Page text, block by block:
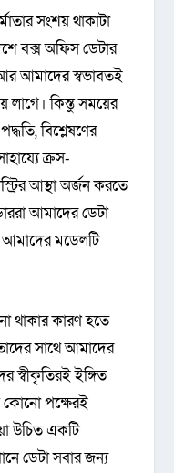
সংশয় থাকাটা
বক্স অফিস ডেটার
আমাদের স্বভাবতই
কিন্তু সময়ের
বিশ্লেষণের
ক্রস-
আস্থা অর্জন করতে
আমাদের ডেটা
আমাদের মডেলটি
না থাকার কারণ হতে
সাথে আমাদের
স্বীকৃতিরই ইঙ্গিত
কোনো পক্ষেরই
উচিত একটি
ডেটা সবার জন্য